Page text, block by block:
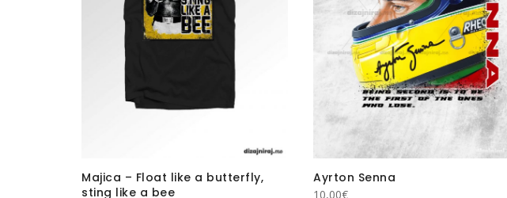
Majica – Float like a butterfly,
sting like a bee
Ayrton Senna
10,00€